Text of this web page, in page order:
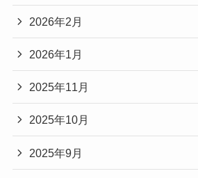
2026年2月
2026年1月
2025年11月
2025年10月
2025年9月